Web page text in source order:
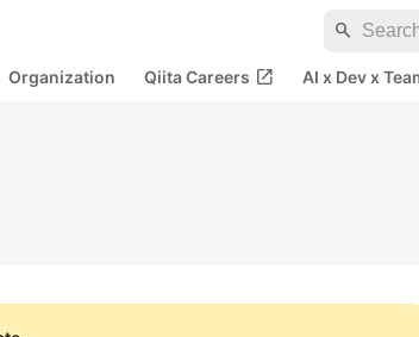
search
Organization Qiita Careers open_in_new AI x Dev x